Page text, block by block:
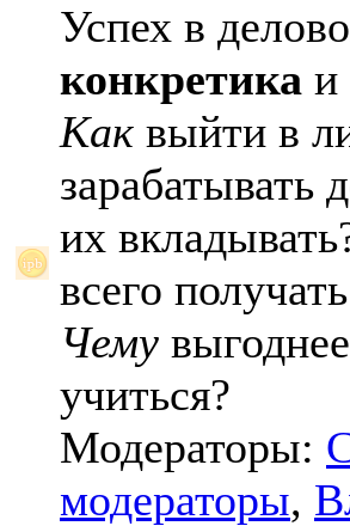
Успех в
конкретика и
Как выйти в
зарабатывать
их
всего
Чему
учиться?
Модераторы:
модераторы,